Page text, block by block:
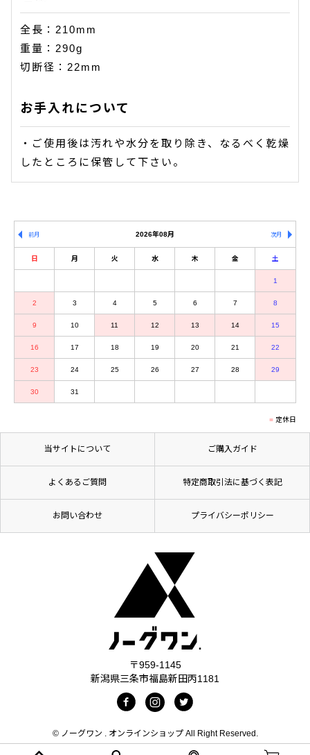
全長：210mm
重量：290g
切断径：22mm
お手入れについて
・ご使用後は汚れや水分を取り除き、なるべく乾燥
したところに保管して下さい。
2026年08月
前月 次月
日 月 火 水 木 金 土
1
2 3 4 5 6 7 8
9 10 11 12 13 14 15
16 17 18 19 20 21 22
23 24 25 26 27 28 29
30 31
定休日
当サイトについて ご購入ガイド
よくあるご質問 特定商取引法に基づく表記
お問い合わせ プライバシーポリシー
〒959-1145
新潟県三条市福島新田丙1181
© ノーグワン . オンラインショップ All Right Reserved.